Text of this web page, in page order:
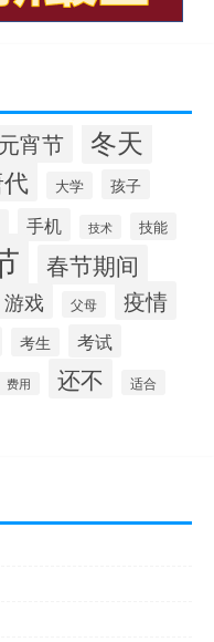
元宵节 冬天
大学 孩子
手机 技术 技能
春节期间
游戏 父母 疫情
考生 考试
费用 还不 适合